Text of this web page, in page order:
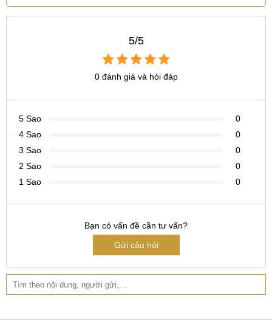
Dung lượng Vivo iQOO Neo 9 Racing Edition 16GB-1TB
Đánh giá Vivo iQOO Neo 9 Racing Edition
Với các thông tin rò rỉ từ giới thạo tin, MobileCity xin tổng
Màn hình
sắc nét cao. Màn hình này còn có khả năng hiển thị chất
lượng cao, màu sắc sống động với tấm nền LTPO OLED
144Hz:
5/5
0 đánh giá và hỏi đáp
5 Sao
0
4 Sao
0
3 Sao
0
2 Sao
0
1 Sao
0
Bạn có vấn đề cần tư vấn?
Gửi câu hỏi